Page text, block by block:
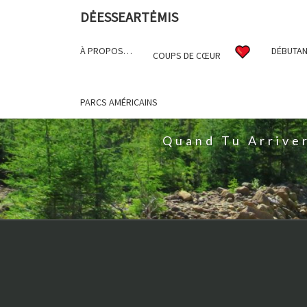
DĖESSEARTĖMIS
À PROPOS… COUPS DE CŒUR
PARCS AMÉRICAINS
Quand Tu